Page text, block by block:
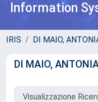
Information
IRIS DI MAIO,
DI MAIO,
Visualizzazione